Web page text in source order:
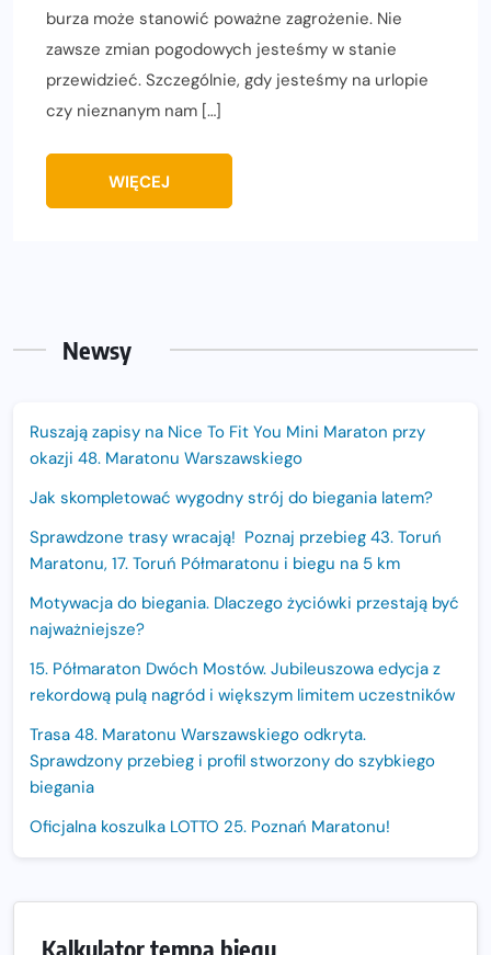
burza może stanowić poważne zagrożenie. Nie
zawsze zmian pogodowych jesteśmy w stanie
przewidzieć. Szczególnie, gdy jesteśmy na urlopie
czy nieznanym nam […]
WIĘCEJ
Newsy
Ruszają zapisy na Nice To Fit You Mini Maraton przy
okazji 48. Maratonu Warszawskiego
Jak skompletować wygodny strój do biegania latem?
Sprawdzone trasy wracają! Poznaj przebieg 43. Toruń
Maratonu, 17. Toruń Półmaratonu i biegu na 5 km
Motywacja do biegania. Dlaczego życiówki przestają być
najważniejsze?
15. Półmaraton Dwóch Mostów. Jubileuszowa edycja z
rekordową pulą nagród i większym limitem uczestników
Trasa 48. Maratonu Warszawskiego odkryta.
Sprawdzony przebieg i profil stworzony do szybkiego
biegania
Oficjalna koszulka LOTTO 25. Poznań Maratonu!
Kalkulator tempa biegu